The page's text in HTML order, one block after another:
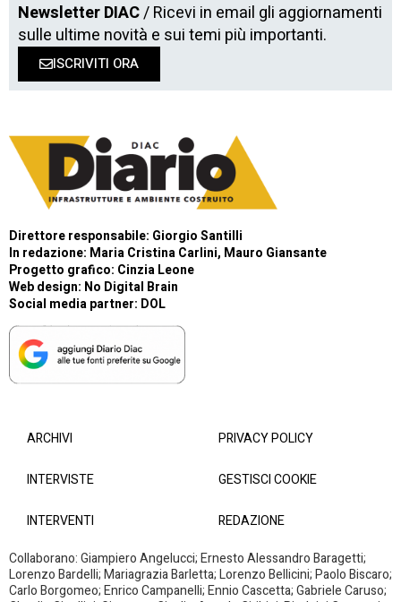
Newsletter DIAC/ Ricevi in email gli aggiornamenti
sulle ultime novità e sui temi più importanti.
ISCRIVITI ORA
Direttore responsabile: Giorgio Santilli
In redazione: Maria Cristina Carlini, Mauro Giansante
Progetto grafico: Cinzia Leone
Web design: No Digital Brain
Social media partner: DOL
ARCHIVI
INTERVISTE
INTERVENTI
PRIVACY POLICY
GESTISCI COOKIE
REDAZIONE
Collaborano: Giampiero Angelucci; Ernesto Alessandro Baragetti;
Lorenzo Bardelli; Mariagrazia Barletta; Lorenzo Bellicini; Paolo Biscaro;
Carlo Borgomeo; Enrico Campanelli; Ennio Cascetta; Gabriele Caruso;